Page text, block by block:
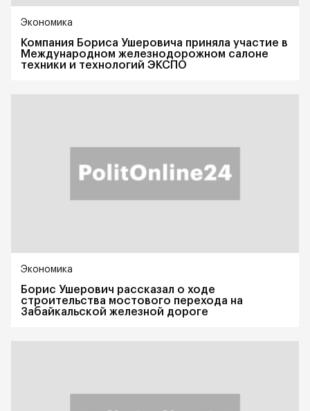
Экономика
Компания Бориса Ушеровича приняла участие в
Международном железнодорожном салоне
техники и технологий ЭКСПО
Экономика
Борис Ушерович рассказал о ходе
строительства мостового перехода на
Забайкальской железной дороге